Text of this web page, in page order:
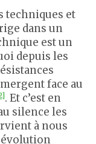
techniques et
dans un
est un
depuis les
face au
. Et c’est en
silence les
à nous